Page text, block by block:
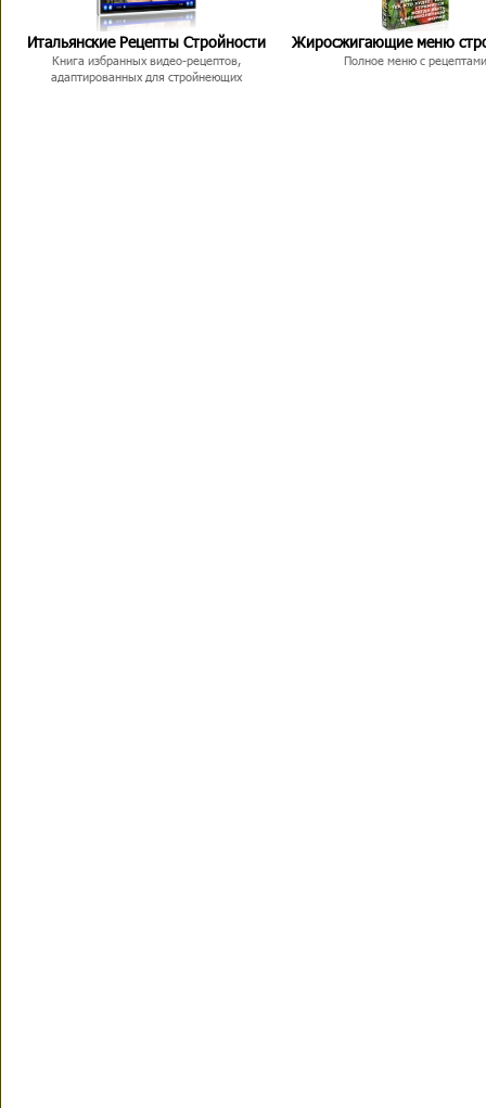
Итальянские Рецепты Стройности
Книга избранных видео-рецептов,
адаптированных для стройнеющих
Жиросжигающие меню
Полное меню с рецептами